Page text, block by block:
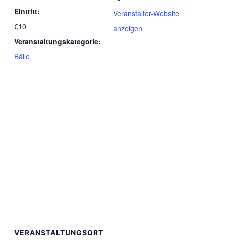
Eintritt:
€10
Veranstaltungskategorie:
Bälle
Veranstalter-Website
anzeigen
VERANSTALTUNGSORT